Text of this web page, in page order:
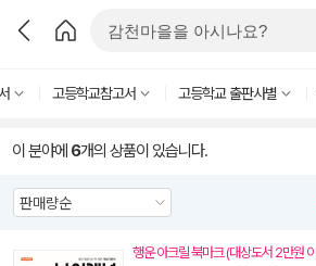
고등학교참고서 고등학교 출판사별
이 분야에 6개의 상품이 있습니다.
행운 아크릴 북마크 (대상도서 2만원